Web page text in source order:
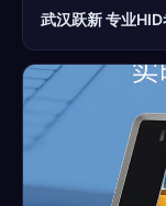
武汉跃新 专业